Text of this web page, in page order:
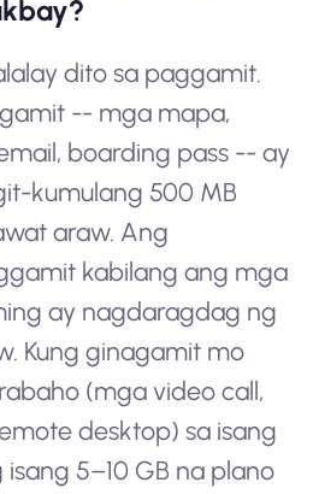
dito sa paggamit.
-- mga mapa,
boarding pass -- ay
kumulang 500 MB
araw. Ang
kabilang ang mga
ay nagdaragdag ng
Kung ginagamit mo
(mga video call,
desktop) sa isang
5–10 GB na plano